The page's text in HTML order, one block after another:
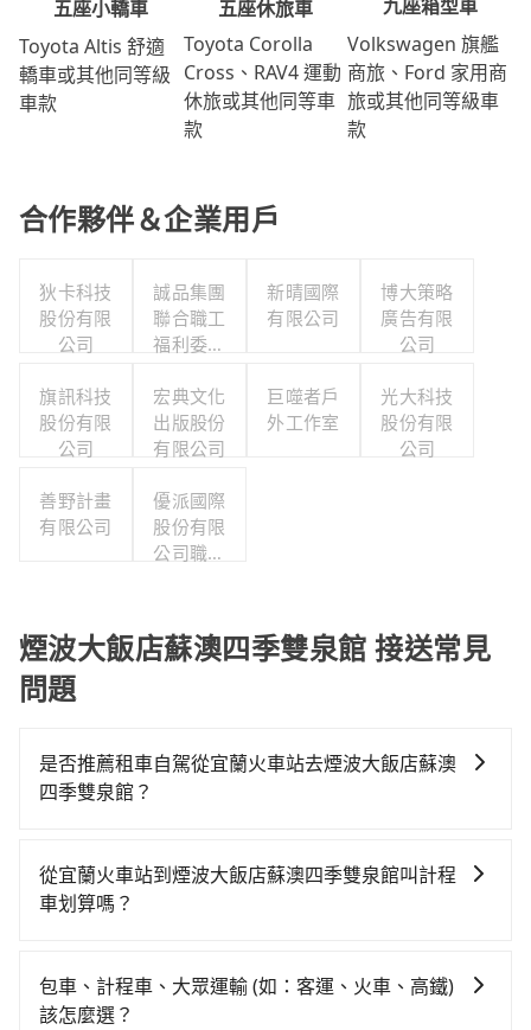
五座小轎車
Toyota Altis 舒適
轎車或其他同等級
車款
五座休旅車
Toyota Corolla
Cross、RAV4 運動
休旅或其他同等車
款
九座箱型車
Volkswagen 旗艦
商旅、Ford 家用商
旅或其他同等級車
款
合作夥伴＆企業用戶
狄卡科技
股份有限
公司
誠品集團
聯合職工
福利委員
新晴國際
有限公司
博大策略
廣告有限
公司
旗訊科技
股份有限
公司
宏典文化
出版股份
有限公司
巨噬者戶
外工作室
光大科技
股份有限
公司
善野計畫
有限公司
優派國際
股份有限
公司職工
煙波大飯店蘇澳四季雙泉館 接送常見
問題
是否推薦租車自駕從宜蘭火車站去煙波大飯店蘇澳
四季雙泉館？
對的時間彈性，最重要的是你當天就要來回，那在宜蘭
路邊可隨租隨借的iRent應該是你最便宜選擇。註冊完
四季雙泉館的花費預估為$500~900（金額差異來自於平
假日、車款差異、抵達目的地後多久原路返回），雖已
從宜蘭火車站到煙波大飯店蘇澳四季雙泉館叫計程
車划算嗎？
灣大車隊、Uber、Line Taxi、Yoxi等，如果在路邊攔不
到車，也可考慮打電話至宜蘭火車站附近的計程車隊，
包車、計程車、大眾運輸 (如：客運、火車、高鐵)
該怎麼選？